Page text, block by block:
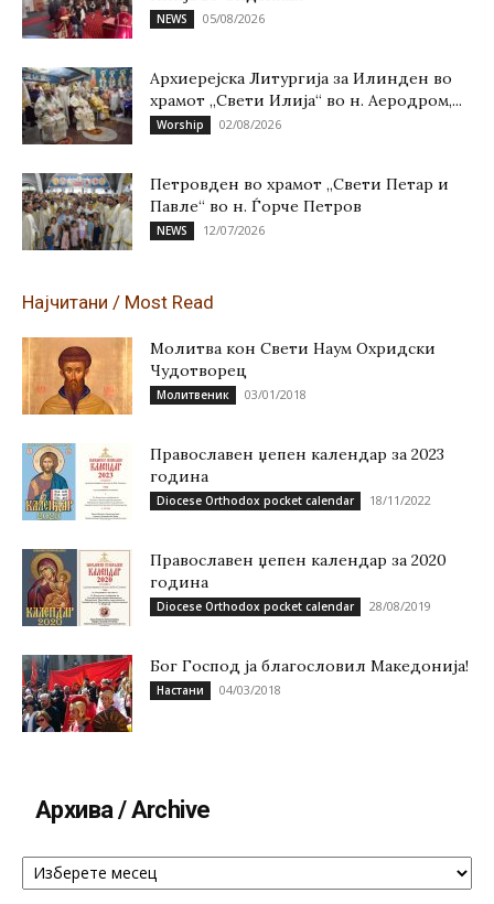
NEWS 05/08/2026
Архиерејска Литургија за Илинден во
храмот „Свети Илија“ во н. Аеродром,...
Worship 02/08/2026
Петровден во храмот „Свети Петар и
Павле“ во н. Ѓорче Петров
NEWS 12/07/2026
Најчитани / Most Read
Молитва кон Свети Наум Охридски
Чудотворец
Молитвеник 03/01/2018
Православен џепен календар за 2023
година
Diocese Orthodox pocket calendar 18/11/2022
Православен џепен календар за 2020
година
Diocese Orthodox pocket calendar 28/08/2019
Бог Господ ја благословил Македонија!
Настани 04/03/2018
Архива / Archive
Архива